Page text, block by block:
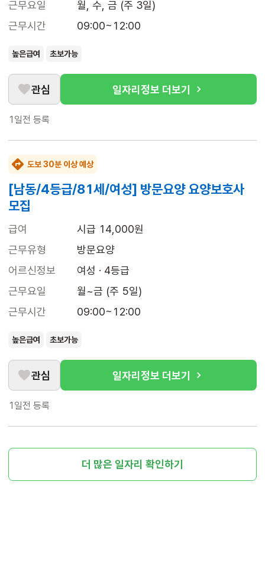
근무요일
월, 수, 금 (주 3일)
근무시간
09:00~12:00
높은급여 초보가능
관심 일자리정보 더보기
1일전 등록
도보 30분 이상 예상
[남동/4등급/81세/여성] 방문요양 요양보호사
모집
급여
시급 14,000원
근무유형
방문요양
어르신정보
여성 · 4등급
근무요일
월~금 (주 5일)
근무시간
09:00~12:00
높은급여 초보가능
관심 일자리정보 더보기
1일전 등록
더 많은 일자리 확인하기